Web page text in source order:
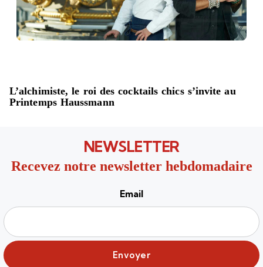
L’alchimiste, le roi des cocktails chics s’invite au
Printemps Haussmann
NEWSLETTER
Recevez notre newsletter hebdomadaire
Email